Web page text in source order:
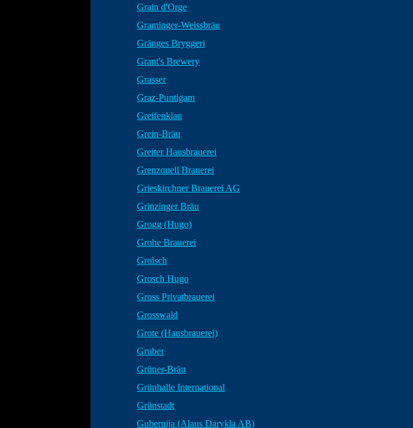
Grain d'Orge
Graminger-Weissbräu
Gränges Bryggeri
Grant's Brewery
Grasser
Graz-Puntigam
Greifenklau
Grein-Bräu
Greiter Hausbrauerei
Grenzquell Brauerei
Grieskirchner Brauerei AG
Grinzinger Bräu
Grogg (Hugo)
Grohe Brauerei
Grolsch
Grosch Hugo
Gross Privatbrauerei
Grosswald
Grote (Hausbrauerei)
Gruber
Grüner-Bräu
Grünhalle International
Grünstadt
Gubernija (Alaus Darykla AB)